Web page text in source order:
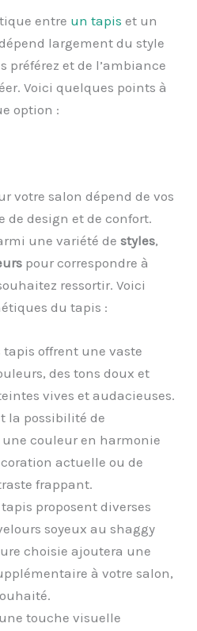
entre un tapis et un
largement du style
préférez et de l’ambiance
Voici quelques points à
option :
votre salon dépend de vos
de design et de confort.
une variété destyles,
pour correspondre à
ressortir. Voici
du tapis :
tapis offrent une vaste
des tons doux et
vives et audacieuses.
la possibilité de
couleur en harmonie
actuelle ou de
frappant.
tapis proposent diverses
soyeux au shaggy
choisie ajoutera une
à votre salon,
touche visuelle